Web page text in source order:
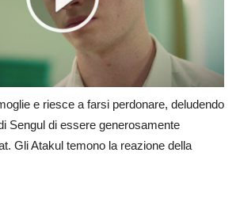
e riesce a farsi perdonare, deludendo
Sengul di essere generosamente
Gli Atakul temono la reazione della